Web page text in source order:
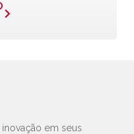
em seus